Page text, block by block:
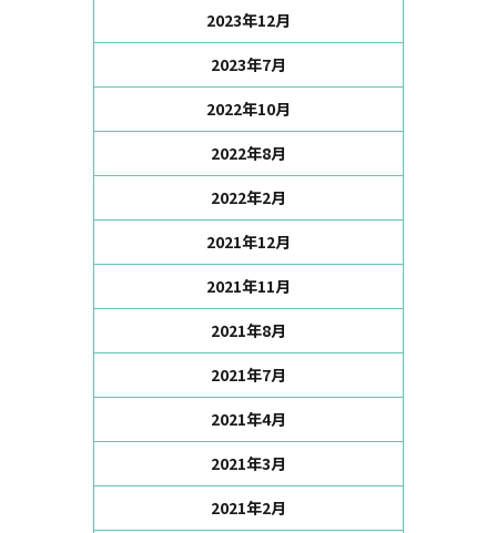
2023年12月
2023年7月
2022年10月
2022年8月
2022年2月
2021年12月
2021年11月
2021年8月
2021年7月
2021年4月
2021年3月
2021年2月